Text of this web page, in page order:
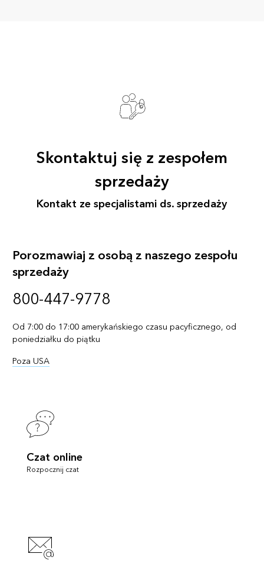
Skontaktuj się z zespołem
sprzedaży
Kontakt ze specjalistami ds. sprzedaży
Porozmawiaj z osobą z naszego zespołu
sprzedaży
800-447-9778
Od 7:00 do 17:00 amerykańskiego czasu pacyficznego, od
poniedziałku do piątku
Poza USA
Czat online
Rozpocznij czat